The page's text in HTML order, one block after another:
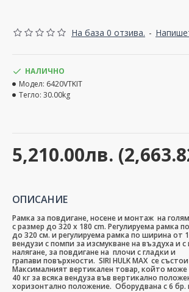
На база 0 отзива. -
5,210.00лв.
НАЛИЧНО
Модел: 6420VTKIT
Тегло: 30.00kg
ОПИСАНИЕ
Рамка за повдигане, носене и монтаж на
с размер до 320 x 180 cm. Регулируема рамка
до 320 см. и регулируема рамка по ширина от
вендузи с помпи за изсмукване на въздуха и
налягане, за повдигане на плочи с гладки и
грапави повърхности. SIRI HULK MAX се
Максималният вертикален товар, който може
40 кг за всяка вендуза във вертикално
хоризонтално положение. Оборудвана с 6 бр.